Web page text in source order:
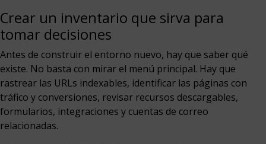
Crear un inventario que sirva para
tomar decisiones
Antes de construir el entorno nuevo, hay que saber qué
existe. No basta con mirar el menú principal. Hay que
rastrear las URLs indexables, identificar las páginas con
tráfico y conversiones, revisar recursos descargables,
formularios, integraciones y cuentas de correo
relacionadas.